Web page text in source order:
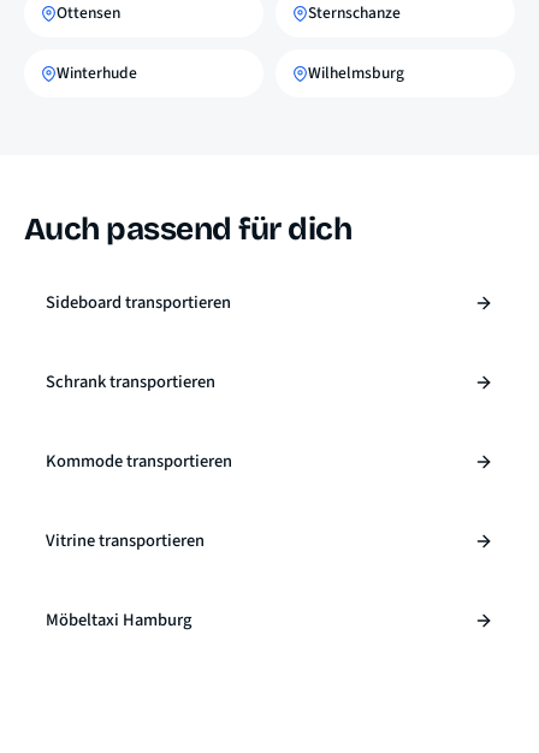
Ottensen Sternschanze
Winterhude Wilhelmsburg
Auch passend für dich
Sideboard transportieren
Schrank transportieren
Kommode transportieren
Vitrine transportieren
Möbeltaxi Hamburg